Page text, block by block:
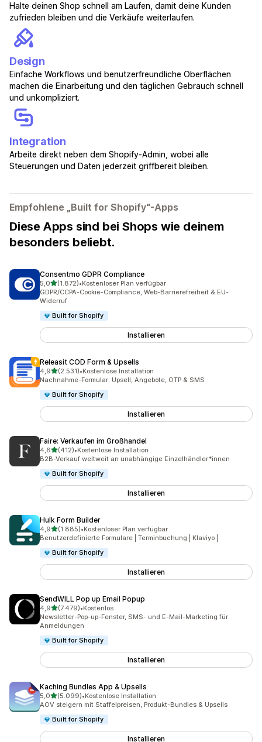
Halte deinen Shop schnell am Laufen, damit deine Kunden
zufrieden bleiben und die Verkäufe weiterlaufen.
Design
Einfache Workflows und benutzerfreundliche Oberflächen
machen die Einarbeitung und den täglichen Gebrauch schnell
und unkompliziert.
Integration
Arbeite direkt neben dem Shopify-Admin, wobei alle
Steuerungen und Daten jederzeit griffbereit bleiben.
Empfohlene „Built for Shopify“-Apps
Diese Apps sind bei Shops wie deinem
besonders beliebt.
Consentmo GDPR Compliance
5,0von 5 Sternen
(1.872)
1872 Rezensionen insgesamt
•Kostenloser Plan verfügbar
GDPR/CCPA-Cookie-Compliance, Web-Barrierefreiheit & EU-
Widerruf
Built for Shopify
Installieren
Releasit COD Form & Upsells
4,9von 5 Sternen
(2.531)
2531 Rezensionen insgesamt
•Kostenlose Installation
Nachnahme-Formular: Upsell, Angebote, OTP & SMS
Built for Shopify
Installieren
Faire: Verkaufen im Großhandel
4,6von 5 Sternen
(412)
412 Rezensionen insgesamt
•Kostenlose Installation
B2B-Verkauf weltweit an unabhängige Einzelhändler*innen
Built for Shopify
Installieren
Hulk Form Builder
4,9von 5 Sternen
(1.885)
1885 Rezensionen insgesamt
•Kostenloser Plan verfügbar
Benutzerdefinierte Formulare | Terminbuchung | Klaviyo |
Built for Shopify
Installieren
SendWILL Pop up Email Popup
4,9von 5 Sternen
(7.479)
7479 Rezensionen insgesamt
•Kostenlos
Newsletter-Pop-up-Fenster, SMS- und E-Mail-Marketing für
Anmeldungen
Built for Shopify
Installieren
Kaching Bundles App & Upsells
5,0von 5 Sternen
(5.099)
5099 Rezensionen insgesamt
•Kostenlose Installation
AOV steigern mit Staffelpreisen, Produkt-Bundles & Upsells
Built for Shopify
Installieren